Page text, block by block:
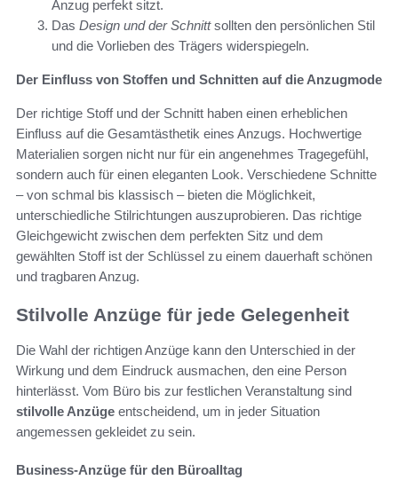
Anzug perfekt sitzt.
Das Design und der Schnittsollten den persönlichen Stil
und die Vorlieben des Trägers widerspiegeln.
Der Einfluss von Stoffen und Schnitten auf die Anzugmode
Der richtige Stoff und der Schnitt haben einen erheblichen
Einfluss auf die Gesamtästhetik eines Anzugs. Hochwertige
Materialien sorgen nicht nur für ein angenehmes Tragegefühl,
sondern auch für einen eleganten Look. Verschiedene Schnitte
– von schmal bis klassisch – bieten die Möglichkeit,
unterschiedliche Stilrichtungen auszuprobieren. Das richtige
Gleichgewicht zwischen dem perfekten Sitz und dem
gewählten Stoff ist der Schlüssel zu einem dauerhaft schönen
und tragbaren Anzug.
Stilvolle Anzüge für jede Gelegenheit
Die Wahl der richtigen Anzüge kann den Unterschied in der
Wirkung und dem Eindruck ausmachen, den eine Person
hinterlässt. Vom Büro bis zur festlichen Veranstaltung sind
stilvolle Anzüge entscheidend, um in jeder Situation
angemessen gekleidet zu sein.
Business-Anzüge für den Büroalltag